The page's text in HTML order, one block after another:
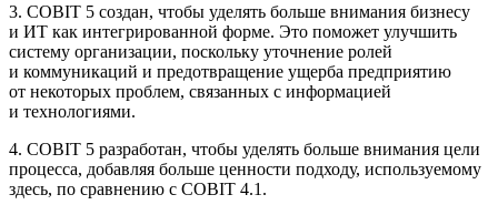
3. COBIT 5 создан, чтобы уделять больше внимания бизнесу
и ИТ как интегрированной форме. Это поможет улучшить
систему организации, поскольку уточнение ролей
и коммуникаций и предотвращение ущерба предприятию
от некоторых проблем, связанных с информацией
и технологиями.
4. COBIT 5 разработан, чтобы уделять больше внимания цели
процесса, добавляя больше ценности подходу, используемому
здесь, по сравнению с COBIT 4.1.